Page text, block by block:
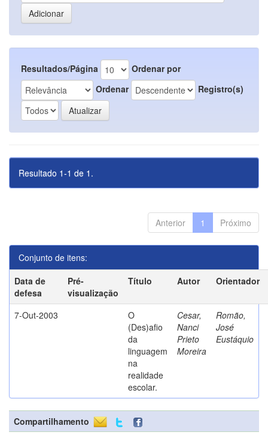
Resultados/Página
Ordenar por
Ordenar
Registro(s)
Resultado 1-1 de 1.
Anterior 1 Próximo
Conjunto de itens:
Data de
defesa
Pré-
visualização
Título Autor Orientador
7-Out-2003
O
(Des)afio
da
linguagem
na
realidade
escolar.
Cesar,
Nanci
Prieto
Moreira
Romão,
José
Eustáquio
Compartilhamento